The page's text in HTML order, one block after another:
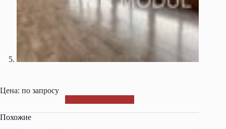
Цена: по запросу
Похожие